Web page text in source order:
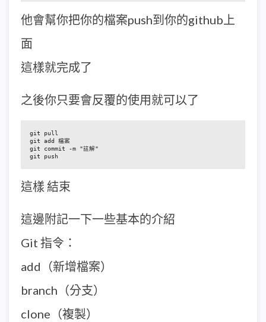
他會幫你把你的檔案push到你的github上
面
這樣就完成了
之後你只要會反覆的使用就可以了
git pull
git add 檔案
git commit -m "註解"
git push
這樣 結束
這邊附記一下一些基本的介紹
Git 指令：
add（新增檔案）
branch（分支）
clone（複製）